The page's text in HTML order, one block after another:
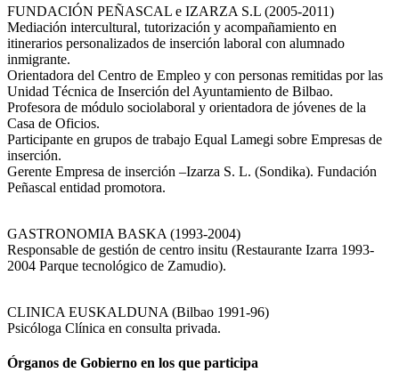
FUNDACIÓN PEÑASCAL e IZARZA S.L (2005-2011)
Mediación intercultural, tutorización y acompañamiento en
itinerarios personalizados de inserción laboral con alumnado
inmigrante.
Orientadora del Centro de Empleo y con personas remitidas por las
Unidad Técnica de Inserción del Ayuntamiento de Bilbao.
Profesora de módulo sociolaboral y orientadora de jóvenes de la
Casa de Oficios.
Participante en grupos de trabajo Equal Lamegi sobre Empresas de
inserción.
Gerente Empresa de inserción –Izarza S. L. (Sondika). Fundación
Peñascal entidad promotora.
GASTRONOMIA BASKA (1993-2004)
Responsable de gestión de centro insitu (Restaurante Izarra 1993-
2004 Parque tecnológico de Zamudio).
CLINICA EUSKALDUNA (Bilbao 1991-96)
Psicóloga Clínica en consulta privada.
Órganos de Gobierno en los que participa